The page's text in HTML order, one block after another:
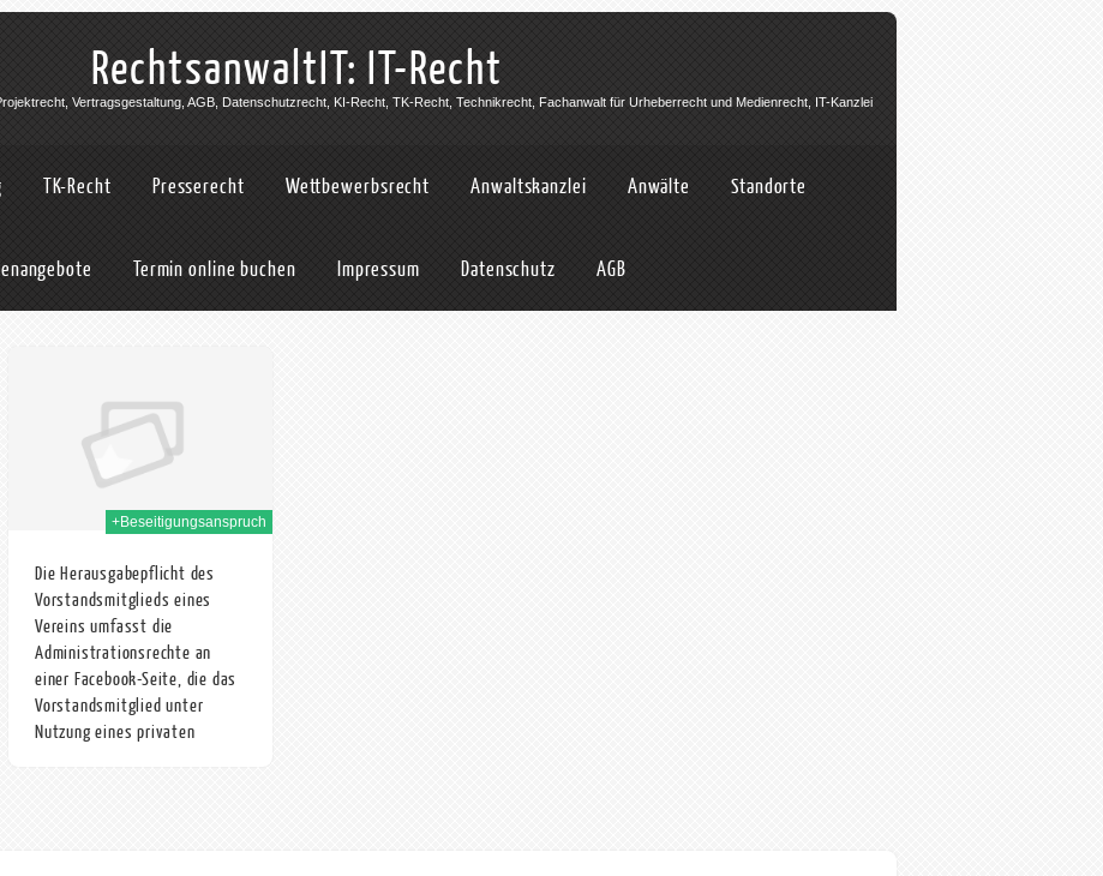
RechtsanwaltIT: IT-Recht
Vertragsgestaltung, AGB, Datenschutzrecht, KI-Recht, TK-Recht, Technikrecht, Fachanwalt für Urheberrecht und Medienrecht, IT-Kanzlei
TK-Recht Presserecht Wettbewerbsrecht Anwaltskanzlei Anwälte Standorte
Termin online buchen Impressum Datenschutz AGB
+Beseitigungsanspruch
Die Herausgabepflicht des
Vorstandsmitglieds eines
Vereins umfasst die
Administrationsrechte an
einer Facebook-Seite, die das
Vorstandsmitglied unter
Nutzung eines privaten